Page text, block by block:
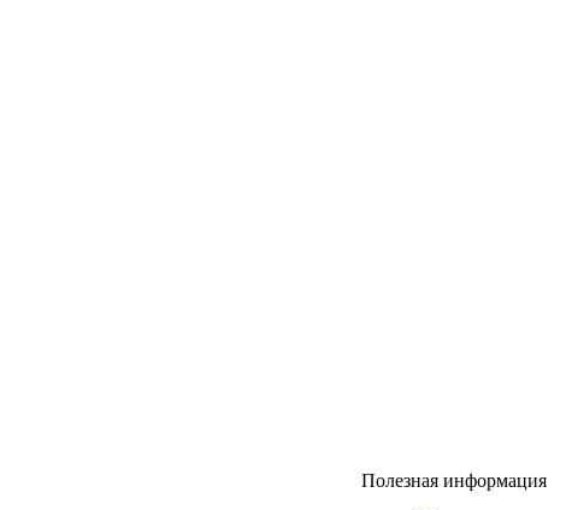
Полезная информация